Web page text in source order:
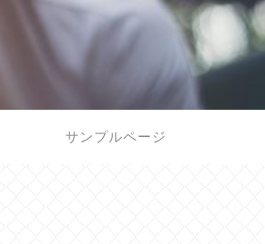
サンプルページ